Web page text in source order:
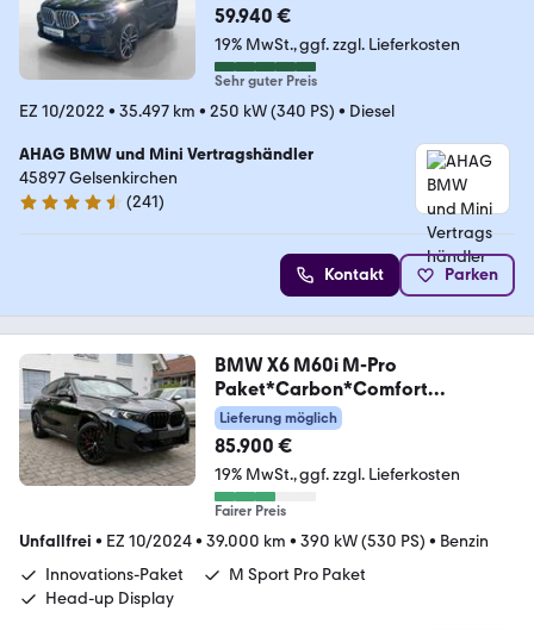
59.940 €
19% MwSt. ggf. zzgl. Lieferkosten
Sehr guter Preis
EZ 10/2022 • 35.497 km • 250 kW (340 PS) • Diesel
AHAG BMW und Mini Vertragshändler
45897 Gelsenkirchen
4.4 Sterne
(241)
Kontakt Parken
BMW X6 M60i M-Pro
Paket*Carbon*Comfort
Paket*TOP*AHK
Lieferung möglich
85.900 €
19% MwSt. ggf. zzgl. Lieferkosten
Fairer Preis
Unfallfrei • EZ 10/2024• 39.000 km • 390 kW (530 PS) • Benzin
Innovations-Paket
M Sport Pro Paket
Head-up Display